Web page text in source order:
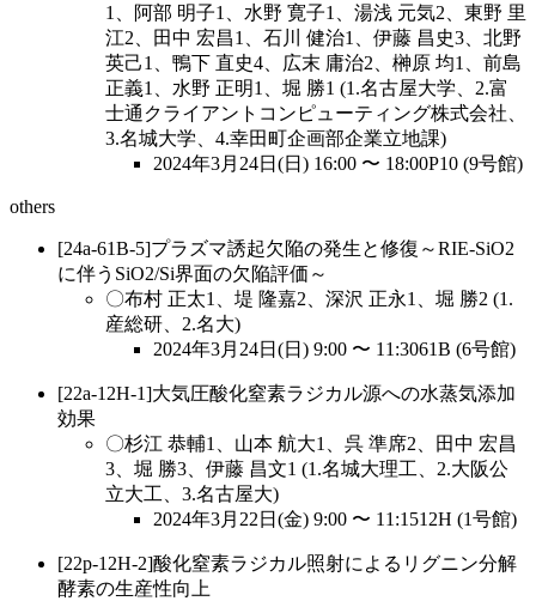
1、阿部 明子1、水野 寛子1、湯浅 元気2、東野 里
江2、田中 宏昌1、石川 健治1、伊藤 昌史3、北野
英己1、鴨下 直史4、広末 庸治2、榊原 均1、前島
正義1、水野 正明1、堀 勝1 (1.名古屋大学、2.富
士通クライアントコンピューティング株式会社、
3.名城大学、4.幸田町企画部企業立地課)
2024年3月24日(日) 16:00 〜 18:00P10 (9号館)
others
[24a-61B-5]プラズマ誘起欠陥の発生と修復～RIE-SiO2
に伴うSiO2/Si界面の欠陥評価～
〇布村 正太1、堤 隆嘉2、深沢 正永1、堀 勝2 (1.
産総研、2.名大)
2024年3月24日(日) 9:00 〜 11:3061B (6号館)
[22a-12H-1]大気圧酸化窒素ラジカル源への水蒸気添加
効果
〇杉江 恭輔1、山本 航大1、呉 準席2、田中 宏昌
3、堀 勝3、伊藤 昌文1 (1.名城大理工、2.大阪公
立大工、3.名古屋大)
2024年3月22日(金) 9:00 〜 11:1512H (1号館)
[22p-12H-2]酸化窒素ラジカル照射によるリグニン分解
酵素の生産性向上